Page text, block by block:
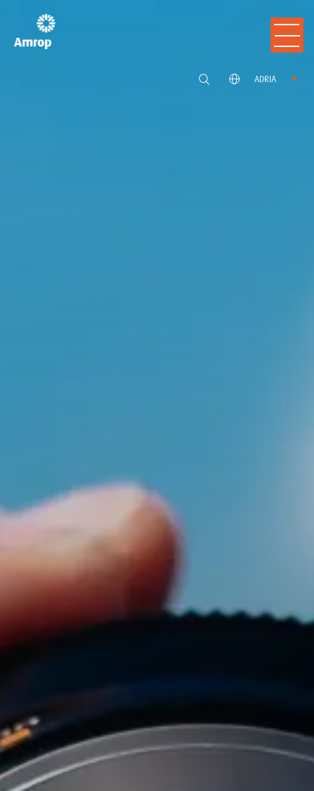
ADRIA